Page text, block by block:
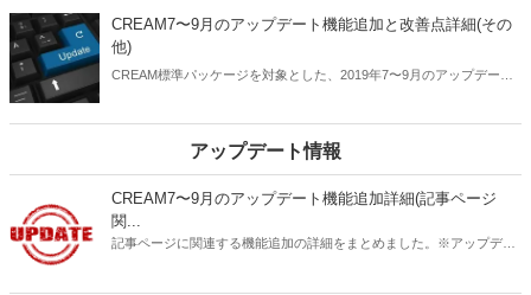
CREAM7〜9月のアップデート機能追加と改善点詳細(その
他)
CREAM標準パッケージを対象とした、2019年7〜9月のアップデート
アップデート情報
CREAM7〜9月のアップデート機能追加詳細(記事ページ
関...
記事ページに関連する機能追加の詳細をまとめました。※アップデー